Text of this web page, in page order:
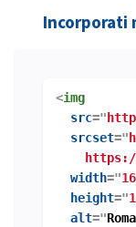
Incorporati
<img
src="
srcset="
https://
width="16
height="
alt="